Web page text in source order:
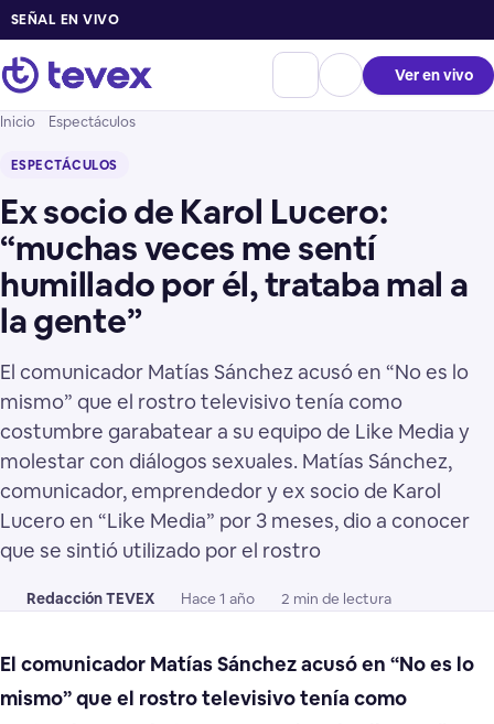
SEÑAL EN VIVO
Ver en vivo
Inicio Espectáculos
ESPECTÁCULOS
Ex socio de Karol Lucero:
“muchas veces me sentí
humillado por él, trataba mal a
la gente”
El comunicador Matías Sánchez acusó en “No es lo
mismo” que el rostro televisivo tenía como
costumbre garabatear a su equipo de Like Media y
molestar con diálogos sexuales. Matías Sánchez,
comunicador, emprendedor y ex socio de Karol
Lucero en “Like Media” por 3 meses, dio a conocer
que se sintió utilizado por el rostro
Redacción TEVEX Hace 1 año 2 min de lectura
El comunicador Matías Sánchez acusó en “No es lo
mismo” que el rostro televisivo tenía como